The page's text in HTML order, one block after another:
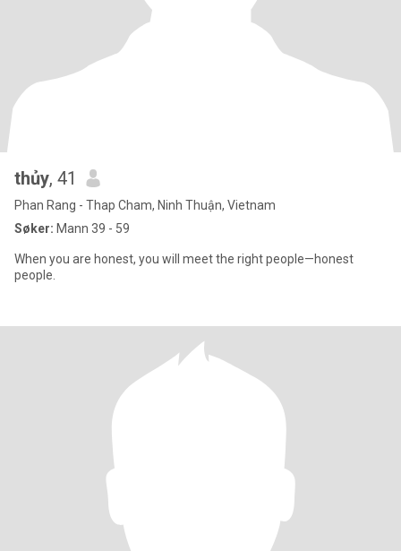
thủy, 41
Phan Rang - Thap Cham, Ninh Thuận, Vietnam
Søker: Mann 39 - 59
When you are honest, you will meet the right people—honest
people.